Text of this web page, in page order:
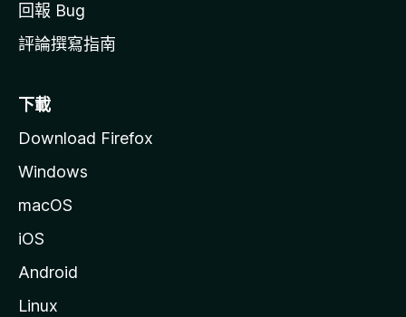
回報 Bug
評論撰寫指南
下載
Download Firefox
Windows
macOS
iOS
Android
Linux